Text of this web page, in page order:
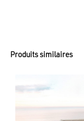
Produits similaires